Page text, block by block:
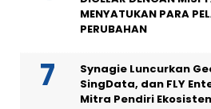
MENYATUKAN PARA
PERUBAHAN
Synagie Luncurkan
SingData, dan FLY
Mitra Pendiri